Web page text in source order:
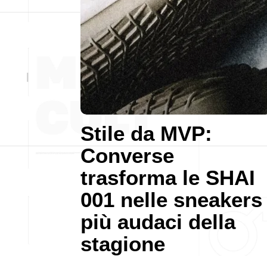
Stile da MVP:
Converse
trasforma le SHAI
001 nelle sneakers
più audaci della
stagione